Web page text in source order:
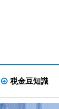
税金豆知識